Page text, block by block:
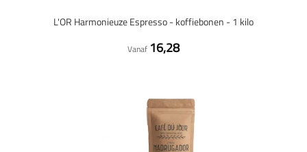
L'OR Harmonieuze Espresso - koffiebonen - 1 kilo
Vanaf 16,28